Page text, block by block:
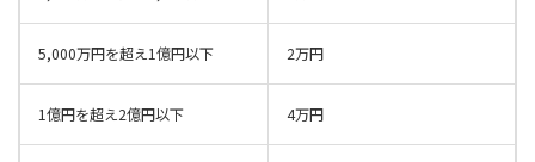
5,000万円を超え1億円以下 2万円
1億円を超え2億円以下 4万円